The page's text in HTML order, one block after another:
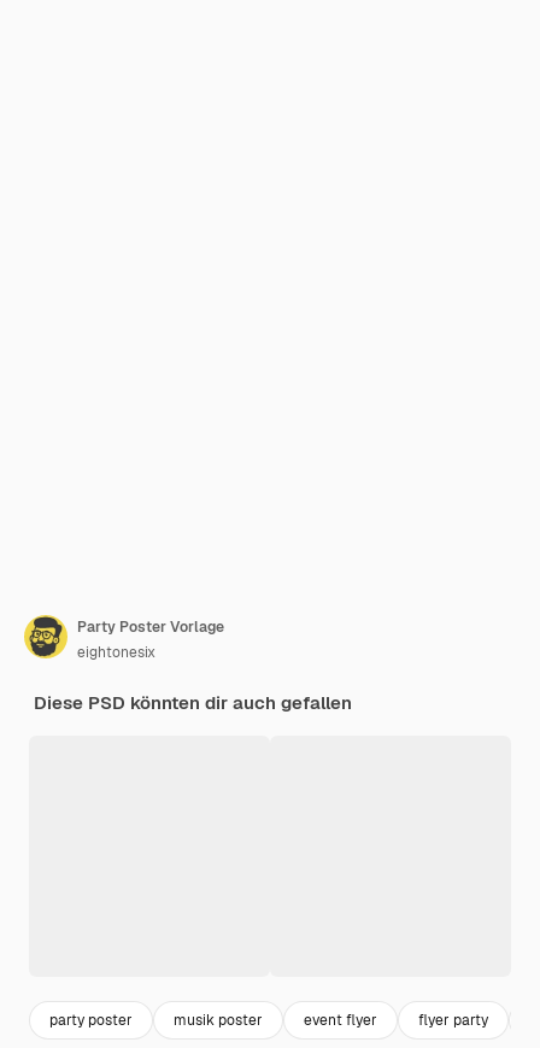
Party Poster Vorlage
eightonesix
Diese PSD könnten dir auch gefallen
party poster musik poster event flyer flyer party